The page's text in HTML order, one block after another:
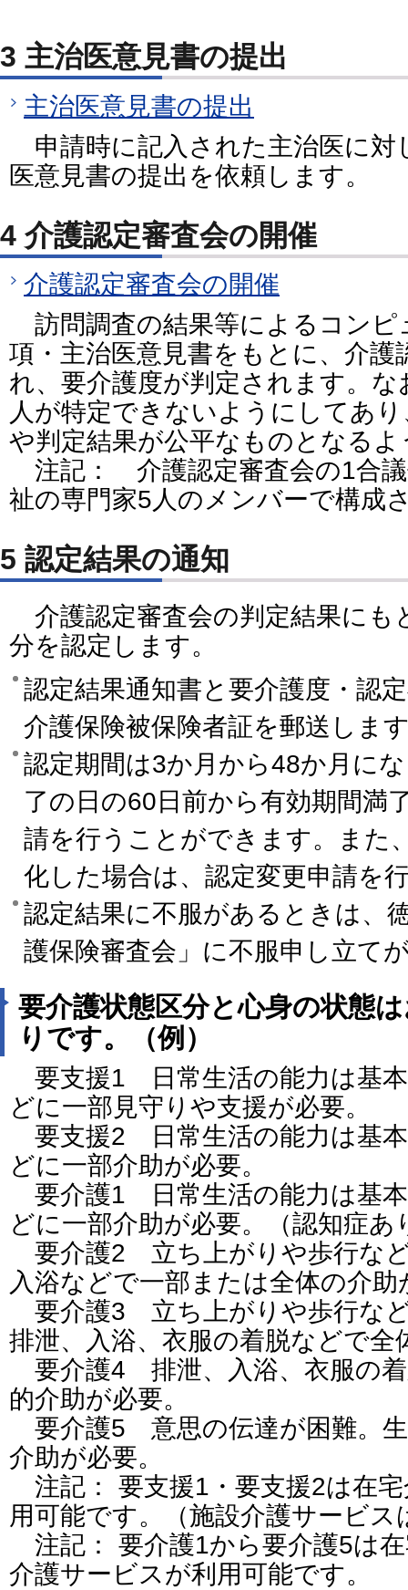
3 主治医意見書の提出
主治医意見書の提出
申請時に記入された主治医に対
医意見書の提出を依頼します。
4 介護認定審査会の開催
介護認定審査会の開催
訪問調査の結果等によるコンピ
項・主治医意見書をもとに、介護
れ、要介護度が判定されます。
人が特定できないようにしてあ
や判定結果が公平なものとなる
注記： 介護認定審査会の1合議
祉の専門家5人のメンバーで構成
5 認定結果の通知
介護認定審査会の判定結果にも
分を認定します。
認定結果通知書と要介護度・認
介護保険被保険者証を郵送しま
認定期間は3か月から48か月に
了の日の60日前から有効期間満
請を行うことができます。また
化した場合は、認定変更申請を
認定結果に不服があるときは、
護保険審査会」に不服申し立て
要介護状態区分と心身の状態
りです。（例）
要支援1 日常生活の能力は基
どに一部見守りや支援が必要。
要支援2 日常生活の能力は基
どに一部介助が必要。
要介護1 日常生活の能力は基
どに一部介助が必要。（認知症あ
要介護2 立ち上がりや歩行な
入浴などで一部または全体の介助
要介護3 立ち上がりや歩行な
排泄、入浴、衣服の着脱などで全
要介護4 排泄、入浴、衣服の着
的介助が必要。
要介護5 意思の伝達が困難。
介助が必要。
注記： 要支援1・要支援2は在
用可能です。（施設介護サービ
注記： 要介護1から要介護5は
介護サービスが利用可能です。